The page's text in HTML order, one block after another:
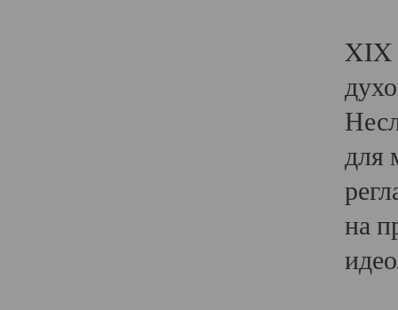
XIX
для
на